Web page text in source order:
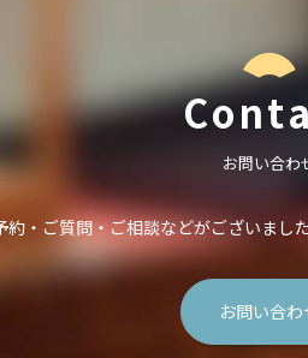
お問い合わ
約・ご質問・ご相談などがございました
お問い合わ